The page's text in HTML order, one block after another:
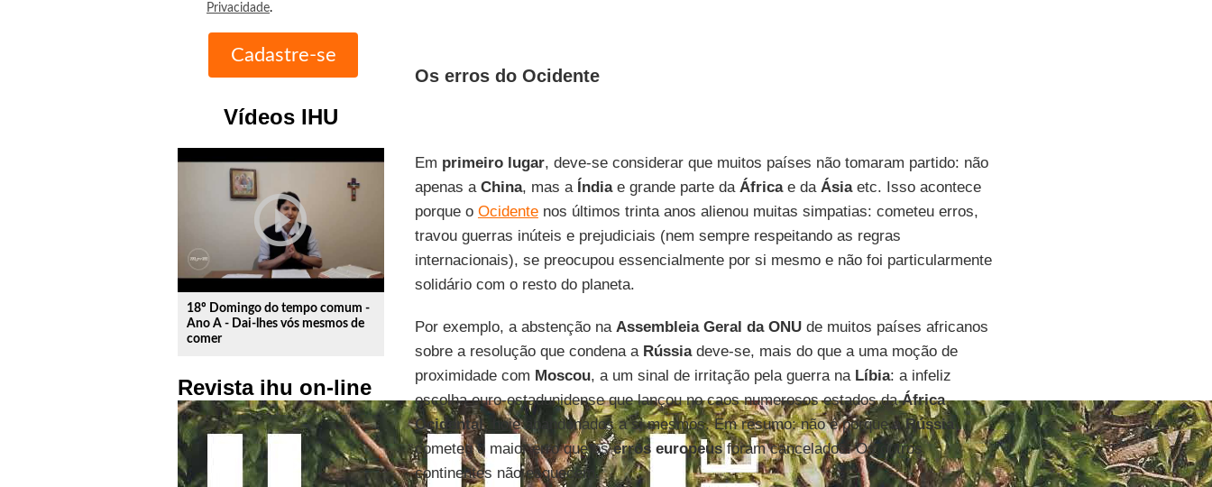
Privacidade.
Vídeos IHU
play_circle_outline
18º Domingo do tempo comum -
Ano A - Dai-lhes vós mesmos de
comer
Revista ihu on-line
Os erros do Ocidente
Em primeiro lugar, deve-se considerar que muitos países não tomaram partido: não
apenas a China, mas a Índiae grande parte da Áfricae da Ásiaetc. Isso acontece
porque o Ocidentenos últimos trinta anos alienou muitas simpatias: cometeu erros,
travou guerras inúteis e prejudiciais (nem sempre respeitando as regras
internacionais), se preocupou essencialmente por si mesmo e não foi particularmente
solidário com o resto do planeta.
Por exemplo, a abstenção na Assembleia Geral da ONUde muitos países africanos
sobre a resolução que condena a Rússiadeve-se, mais do que a uma moção de
proximidade com Moscou, a um sinal de irritação pela guerra na Líbia: a infeliz
escolha euro-estadunidense que lançou no caos numerosos estados daÁfrica
Ocidental, hoje abandonados a si mesmos. Em resumo: não é porque aRússia
cometeu o maior erro que oserros europeusforam cancelados. Os outros
continentes não esquecem.